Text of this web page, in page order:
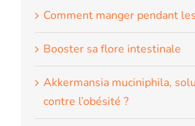
Comment manger pendant
Booster sa flore intestinale
Akkermansia muciniphila,
contre l’obésité ?